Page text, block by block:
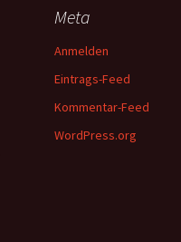
Meta
Anmelden
Eintrags-Feed
Kommentar-Feed
WordPress.org